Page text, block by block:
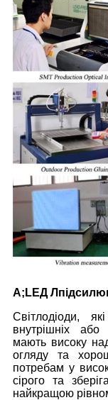
A;LЕД Л
Світлодіоди,
внутрішніх або
мають високу
огляду та
потребам у
сірого та
найкращою